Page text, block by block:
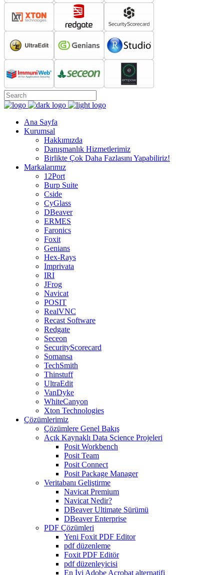
Ana Sayfa
Kurumsal
Hakkımızda
Danışmanlık Hizmetlerimiz
Birlikte Çok Daha Fazlasını Yapabiliriz!
Markalarımız
12Port
Burp Suite
Cside
CyGlass
DBeaver
ERMES
Faronics
Foxit
Genians
Hex-Rays
Imprivata
IRI
JFrog
Navicat
POSIT
RealVNC
Recast Software
Redgate
Seceon
SecurityScorecard
Somansa
TechSmith
Thinstuff
UltraEdit
VanDyke
WhiteCanyon
Xton Technologies
Çözümlerimiz
Çözümlere Genel Bakış
Açık Kaynaklı Data Science Projeleri
Posit Workbench
Posit Team
Posit Connect
Posit Package Manager
Veritabanı Geliştirme
Navicat Premium
Navicat Nedir?
DBeaver Ultimate Sürümü
DBeaver Enterprise
PDF Çözümleri
Yeni Foxit PDF Editor
pdf düzenleme
Foxit PDF Editör
pdf düzenleyicisi
En İyi Adobe Acrobat alternatifi